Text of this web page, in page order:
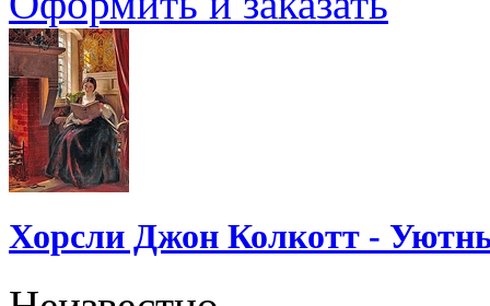
Хорсли Джон Колкотт -